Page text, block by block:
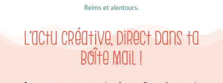
Reims et alentours.
L’actu créative, direct dans ta
boîte mail !